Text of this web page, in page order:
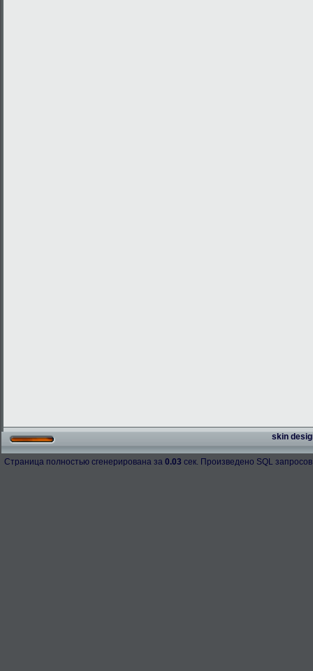
skin
Страница полностью сгенерирована за 0.03 сек. Произведено SQL